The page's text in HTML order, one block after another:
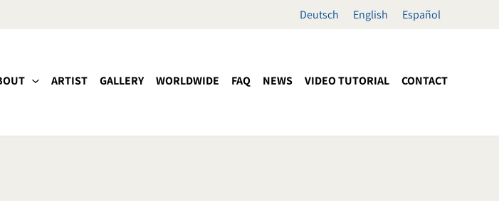
Deutsch English Español
ARTIST GALLERY WORLDWIDE FAQ NEWS VIDEO TUTORIAL CONTACT